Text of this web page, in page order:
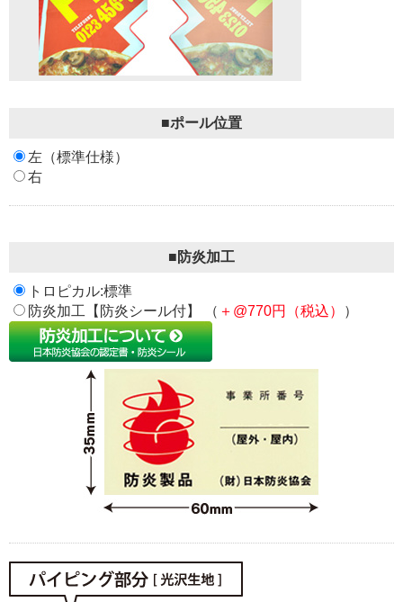
■ポール位置
左（標準仕様）
右
■防炎加工
トロピカル:標準
防炎加工【防炎シール付】 （ ＋@770円（税込） ）